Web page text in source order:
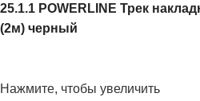
25.1.1 POWERLINE Трек
(2м) черный
Нажмите, чтобы увеличить